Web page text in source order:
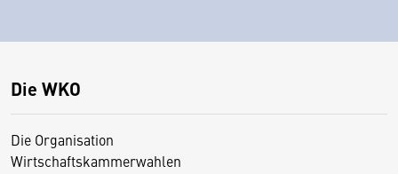
Die WKO
Die Organisation
Wirtschaftskammerwahlen